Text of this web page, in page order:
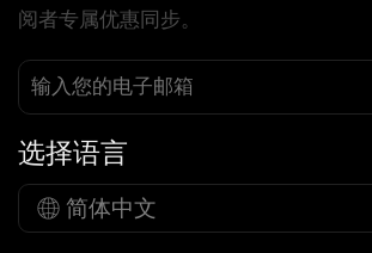
阅者专属优惠同步。
选择语言
简体中文